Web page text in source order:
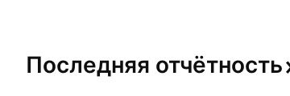
Последняя отчётность